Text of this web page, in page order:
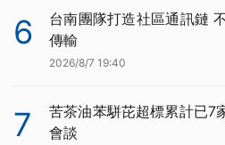
6
台南團隊打造社區通訊鏈
傳輸
2026/8/7 19:40
7
苦茶油苯駢芘超標累計已7
會談